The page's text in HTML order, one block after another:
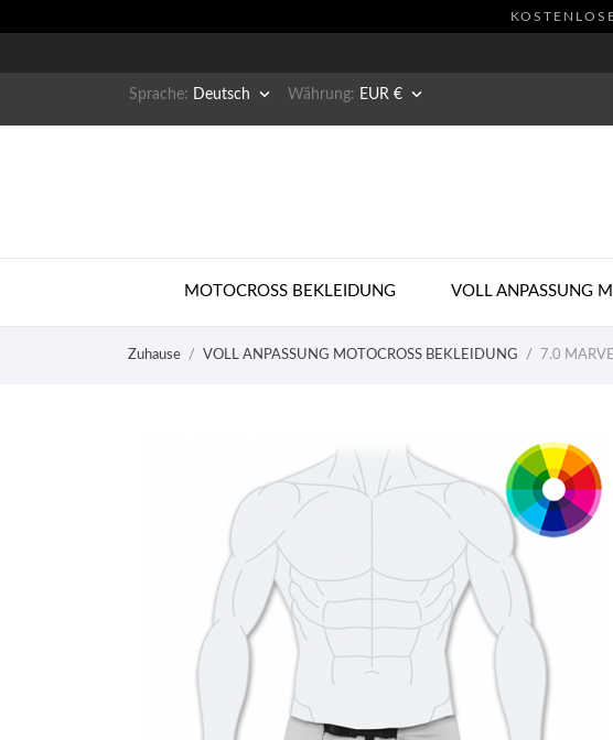
Sprache: Deutsch  Währung: EUR € 
MOTOCROSS BEKLEIDUNG VOLL ANPASSUNG
Zuhause VOLL ANPASSUNG MOTOCROSS BEKLEIDUNG 7.0